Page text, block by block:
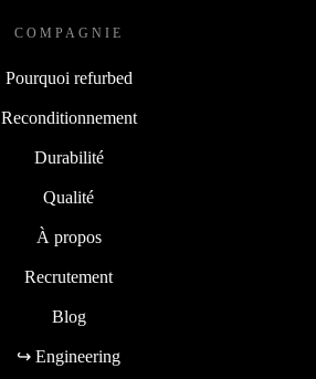
COMPAGNIE
Pourquoi refurbed
Reconditionnement
Durabilité
Qualité
À propos
Recrutement
Blog
↪ Engineering